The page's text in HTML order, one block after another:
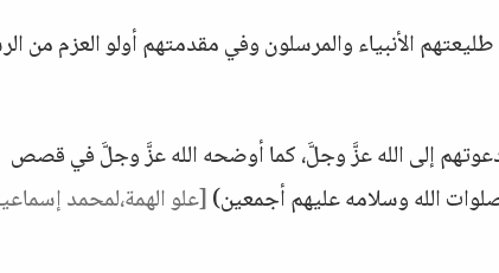
الأنبياء والمرسلون وفي مقدمتهم أولو العزم من
إلى الله عزَّ وجلَّ، كما أوضحه الله عزَّ وجلَّ في قصص
الله وسلامه عليهم أجمعين)[علو الهمة،لمحمد